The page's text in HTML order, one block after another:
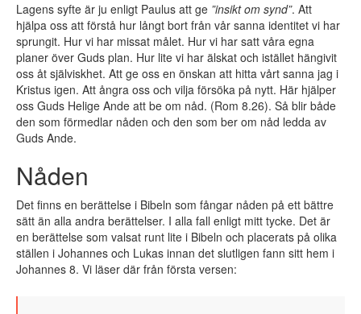
Lagens syfte är ju enligt Paulus att ge ”insikt om synd”. Att
hjälpa oss att förstå hur långt bort från vår sanna identitet vi har
sprungit. Hur vi har missat målet. Hur vi har satt våra egna
planer över Guds plan. Hur lite vi har älskat och istället hängivit
oss åt själviskhet. Att ge oss en önskan att hitta vårt sanna jag i
Kristus igen. Att ångra oss och vilja försöka på nytt. Här hjälper
oss Guds Helige Ande att be om nåd. (Rom 8.26). Så blir både
den som förmedlar nåden och den som ber om nåd ledda av
Guds Ande.
Nåden
Det finns en berättelse i Bibeln som fångar nåden på ett bättre
sätt än alla andra berättelser. I alla fall enligt mitt tycke. Det är
en berättelse som valsat runt lite i Bibeln och placerats på olika
ställen i Johannes och Lukas innan det slutligen fann sitt hem i
Johannes 8. Vi läser där från första versen: